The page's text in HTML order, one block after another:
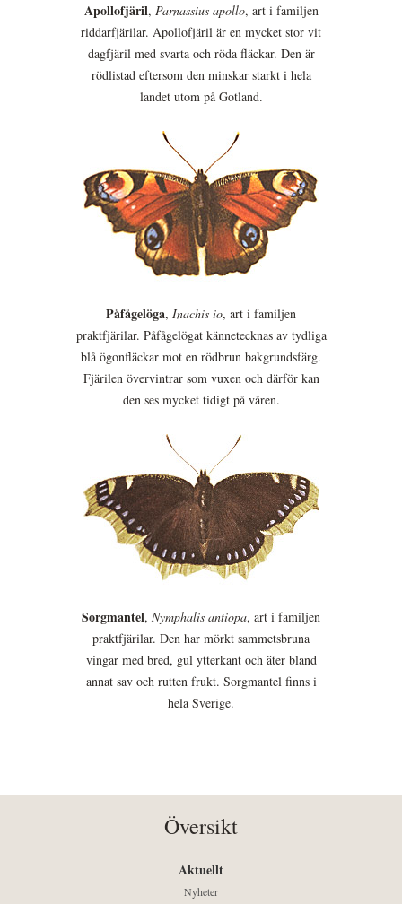
Apollofjäril, Parnassius apollo, art i familjen
riddarfjärilar. Apollofjäril är en mycket stor vit
dagfjäril med svarta och röda fläckar. Den är
rödlistad eftersom den minskar starkt i hela
landet utom på Gotland.
Påfågelöga, Inachis io, art i familjen
praktfjärilar. Påfågelögat kännetecknas av tydliga
blå ögonfläckar mot en rödbrun bakgrundsfärg.
Fjärilen övervintrar som vuxen och därför kan
den ses mycket tidigt på våren.
Sorgmantel, Nymphalis antiopa, art i familjen
praktfjärilar. Den har mörkt sammetsbruna
vingar med bred, gul ytterkant och äter bland
annat sav och rutten frukt. Sorgmantel finns i
hela Sverige.
Översikt
Aktuellt
Nyheter